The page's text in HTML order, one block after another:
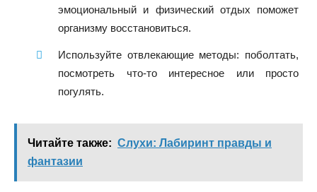
эмоциональный и физический отдых поможет
организму восстановиться.
Используйте отвлекающие методы: поболтать,
посмотреть что-то интересное или просто
погулять.
Читайте также: Слухи: Лабиринт правды и
фантазии